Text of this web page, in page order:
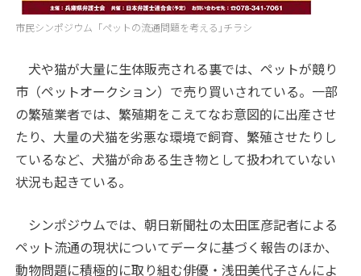
市民シンポジウム「ペットの流通問題を考える｣チラシ
犬や猫が大量に生体販売される裏では、ペットが競り
市（ペットオークション）で売り買いされている。一部
の繁殖業者では、繁殖期をこえてなお意図的に出産させ
たり、大量の犬猫を劣悪な環境で飼育、繁殖させたりし
ているなど、犬猫が命ある生き物として扱われていない
状況も起きている。
シンポジウムでは、朝日新聞社の太田匡彦記者による
ペット流通の現状についてデータに基づく報告のほか、
動物問題に積極的に取り組む俳優・浅田美代子さんによ